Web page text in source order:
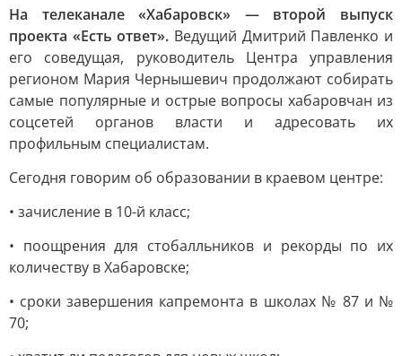
На телеканале «Хабаровск» — второй выпуск
проекта «Есть ответ». Ведущий Дмитрий Павленко и
его соведущая, руководитель Центра управления
регионом Мария Чернышевич продолжают собирать
самые популярные и острые вопросы хабаровчан из
соцсетей органов власти и адресовать их
профильным специалистам.
Сегодня говорим об образовании в краевом центре:
• зачисление в 10-й класс;
• поощрения для стобалльников и рекорды по их
количеству в Хабаровске;
• сроки завершения капремонта в школах № 87 и №
70;